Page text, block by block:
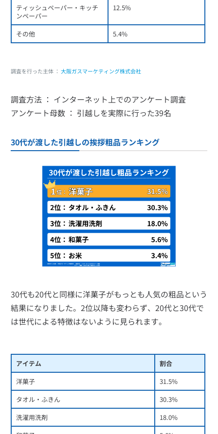
ティッシュペーパー・キッチ
ンペーパー
12.5%
その他 5.4%
調査を行った主体 ： 大阪ガスマーケティング株式会社
調査方法 ： インターネット上でのアンケート調査
アンケート母数 ： 引越しを実際に行った39名
30代が渡した引越しの挨拶粗品ランキング
30代も20代と同様に洋菓子がもっとも人気の粗品という
結果になりました。2位以降も変わらず、20代と30代で
は世代による特徴はないように見られます。
アイテム
割合
洋菓子
31.5%
タオル・ふきん
30.3%
洗濯用洗剤
18.0%